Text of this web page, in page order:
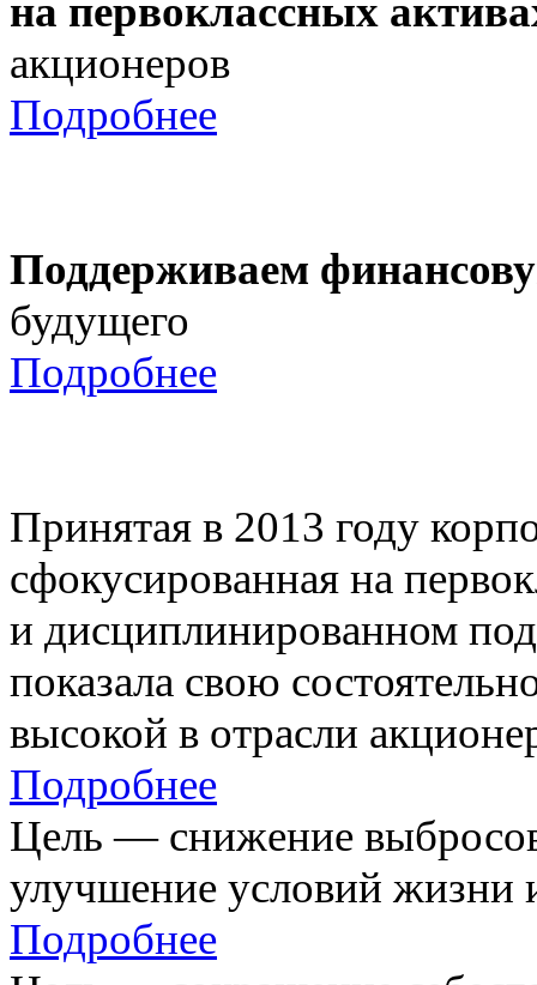
на первоклассных
акционеров
Подробнее
Поддерживаем
будущего
Подробнее
Принятая в 2013 году
сфокусированная на
и дисциплинированном
показала свою
высокой в отрасли
Подробнее
Цель — снижение
улучшение условий жизни
Подробнее